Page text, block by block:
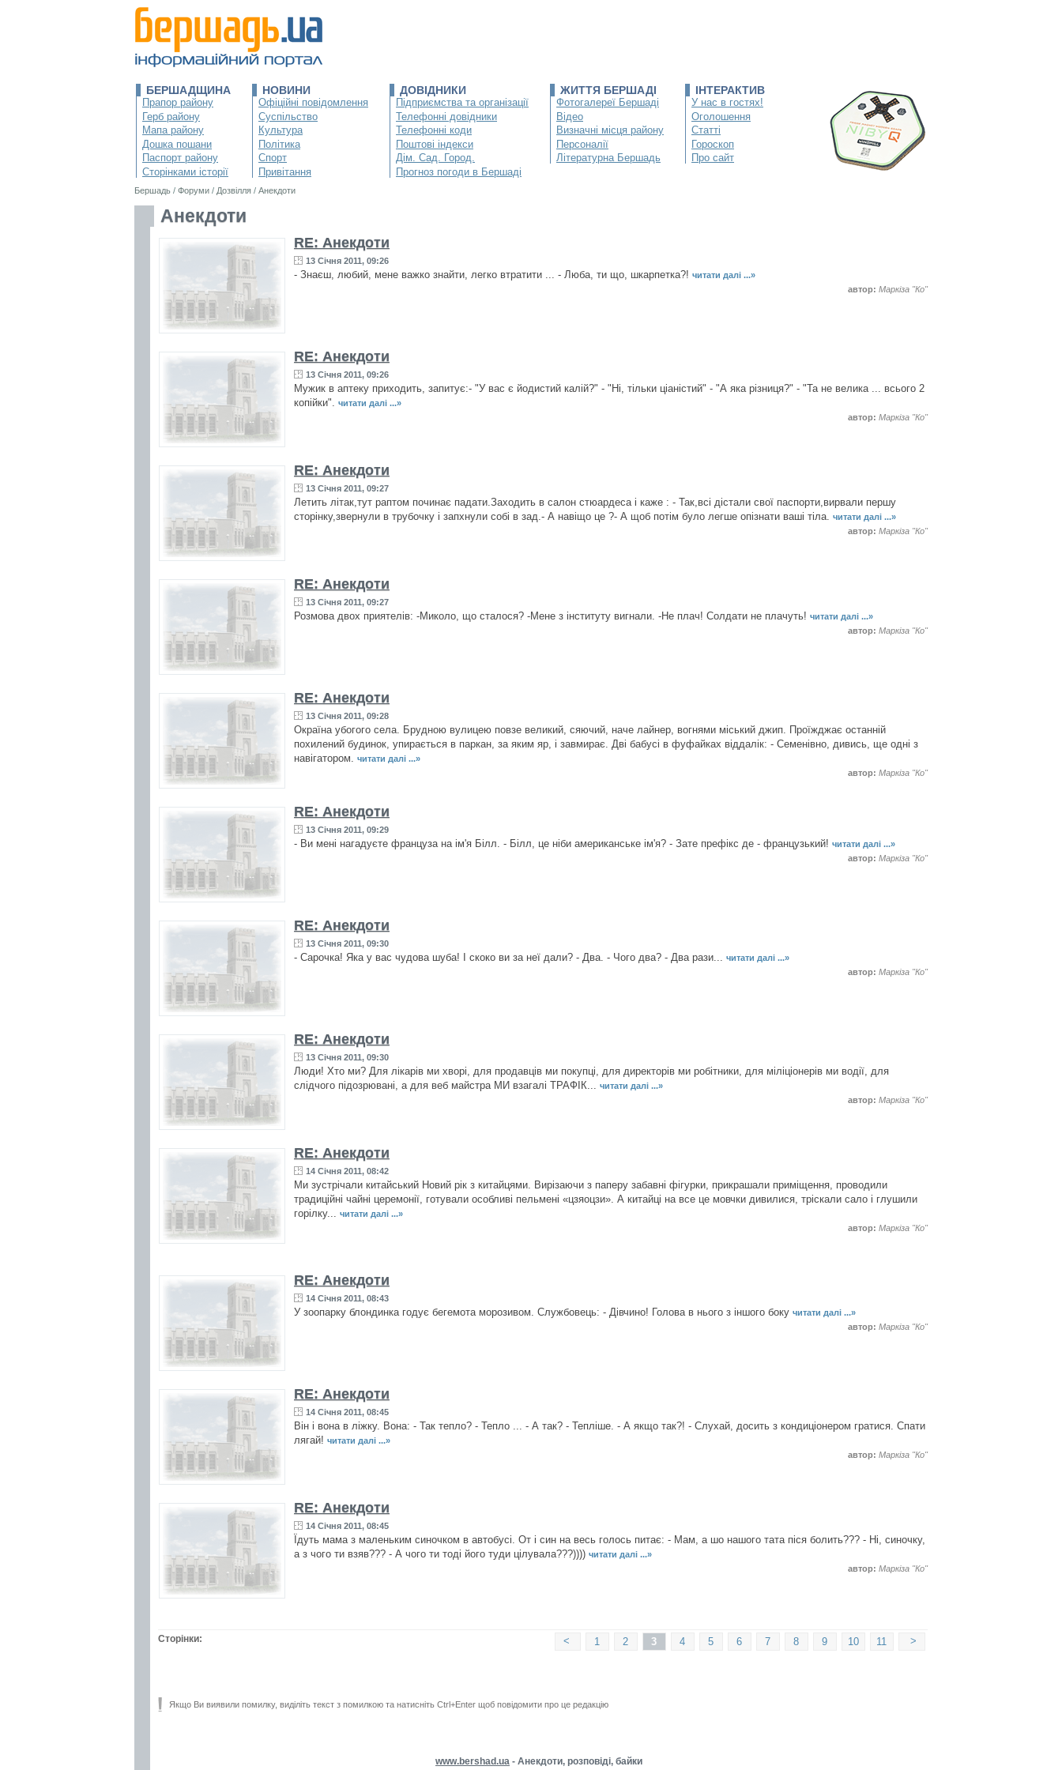
БЕРШАДЩИНА
Прапор району
Герб району
Мапа району
Дошка пошани
Паспорт району
Сторінками історії
НОВИНИ
Офіційні повідомлення
Суспільство
Культура
Політика
Спорт
Привітання
ДОВІДНИКИ
Підприємства та організації
Телефонні довідники
Телефонні коди
Поштові індекси
Дім. Сад. Город.
Прогноз погоди в Бершаді
ЖИТТЯ БЕРШАДІ
Фотогалереї Бершаді
Відео
Визначні місця району
Персоналії
Літературна Бершадь
ІНТЕРАКТИВ
У нас в гостях!
Оголошення
Статті
Гороскоп
Про сайт
Бершадь / Форуми / Дозвілля / Анекдоти
Анекдоти
RE: Анекдоти
13 Січня 2011, 09:26
- Знаєш, любий, мене важко знайти, легко втратити ... - Люба, ти що, шкарпетка?! читати далі ...»
автор: Маркіза "Ко"
RE: Анекдоти
13 Січня 2011, 09:26
Мужик в аптеку приходить, запитує:- "У вас є йодистий калій?" - "Ні, тільки ціаністий" - "А яка різниця?" - "Та не велика ... всього 2
копійки". читати далі ...»
автор: Маркіза "Ко"
RE: Анекдоти
13 Січня 2011, 09:27
Летить літак,тут раптом починає падати.Заходить в салон стюардеса і каже : - Так,всі дістали свої паспорти,вирвали першу
сторінку,звернули в трубочку і запхнули собі в зад.- А навіщо це ?- А щоб потім було легше опізнати ваші тіла. читати далі ...»
автор: Маркіза "Ко"
RE: Анекдоти
13 Січня 2011, 09:27
Розмова двох приятелів: -Миколо, що сталося? -Мене з інституту вигнали. -Не плач! Солдати не плачуть! читати далі ...»
автор: Маркіза "Ко"
RE: Анекдоти
13 Січня 2011, 09:28
Окраїна убогого села. Брудною вулицею повзе великий, сяючий, наче лайнер, вогнями міський джип. Проїжджає останній
похилений будинок, упирається в паркан, за яким яр, і завмирає. Дві бабусі в фуфайках віддалік: - Семенівно, дивись, ще одні з
навігатором. читати далі ...»
автор: Маркіза "Ко"
RE: Анекдоти
13 Січня 2011, 09:29
- Ви мені нагадуєте француза на ім'я Білл. - Білл, це ніби американське ім'я? - Зате префікс де - французький! читати далі ...»
автор: Маркіза "Ко"
RE: Анекдоти
13 Січня 2011, 09:30
- Сарочка! Яка у вас чудова шуба! І скоко ви за неї дали? - Два. - Чого два? - Два рази... читати далі ...»
автор: Маркіза "Ко"
RE: Анекдоти
13 Січня 2011, 09:30
Люди! Хто ми? Для лікарів ми хворі, для продавців ми покупці, для директорів ми робітники, для міліціонерів ми водії, для
слідчого підозрювані, а для веб майстра МИ взагалі ТРАФІК... читати далі ...»
автор: Маркіза "Ко"
RE: Анекдоти
14 Січня 2011, 08:42
Ми зустрічали китайський Новий рік з китайцями. Вирізаючи з паперу забавні фігурки, прикрашали приміщення, проводили
традиційні чайні церемонії, готували особливі пельмені «цзяоцзи». А китайці на все це мовчки дивилися, тріскали сало і глушили
горілку... читати далі ...»
автор: Маркіза "Ко"
RE: Анекдоти
14 Січня 2011, 08:43
У зоопарку блондинка годує бегемота морозивом. Службовець: - Дівчино! Голова в нього з іншого боку читати далі ...»
автор: Маркіза "Ко"
RE: Анекдоти
14 Січня 2011, 08:45
Він і вона в ліжку. Вона: - Так тепло? - Тепло ... - А так? - Тепліше. - А якщо так?! - Слухай, досить з кондиціонером гратися. Спати
лягай! читати далі ...»
автор: Маркіза "Ко"
RE: Анекдоти
14 Січня 2011, 08:45
Їдуть мама з маленьким синочком в автобусі. От і син на весь голось питає: - Мам, а шо нашого тата піся болить??? - Ні, синочку,
а з чого ти взяв??? - А чого ти тоді його туди цілувала???)))) читати далі ...»
автор: Маркіза "Ко"
Сторінки: >
11
10
9
8
7
6
5
4
3
2
1
<
Якщо Ви виявили помилку, виділіть текст з помилкою та натисніть Ctrl+Enter щоб повідомити про це редакцію
www.bershad.ua - Анекдоти, розповіді, байки